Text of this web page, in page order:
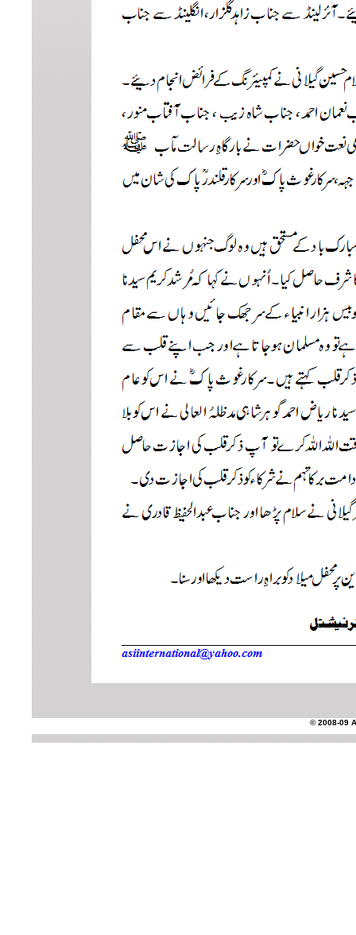
© 2008-09